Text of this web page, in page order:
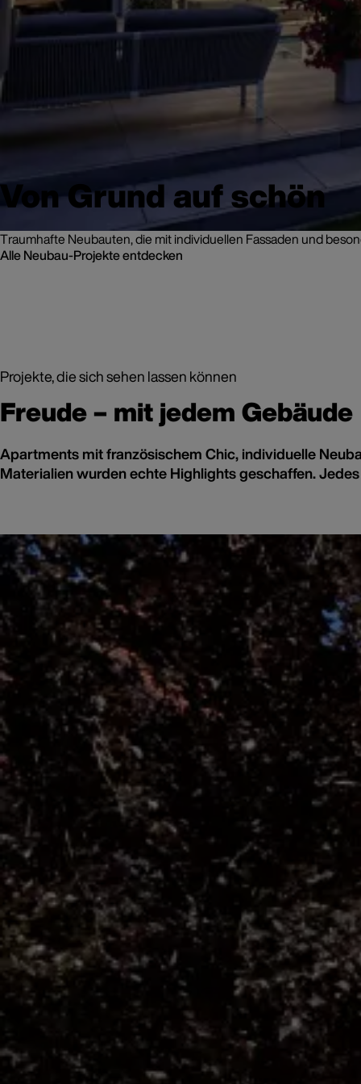
Von Grund auf schön
Traumhafte Neubauten, die mit individuellen Fassaden und
Alle Neubau-Projekte entdecken
Projekte, die sich sehen lassen können
Freude – mit jedem Gebäude
Apartments mit französischem Chic, individuelle
Materialien wurden echte Highlights geschaffen.